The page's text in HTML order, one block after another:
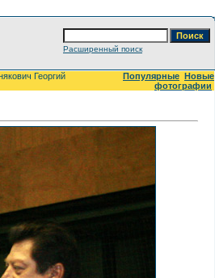
Расширенный поиск
Георгий
Популярные Новые
фотографии